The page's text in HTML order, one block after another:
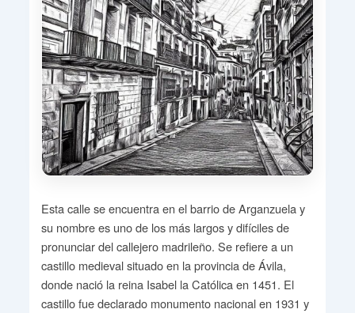
Esta calle se encuentra en el barrio de Arganzuela y
su nombre es uno de los más largos y difíciles de
pronunciar del callejero madrileño. Se refiere a un
castillo medieval situado en la provincia de Ávila,
donde nació la reina Isabel la Católica en 1451. El
castillo fue declarado monumento nacional en 1931 y